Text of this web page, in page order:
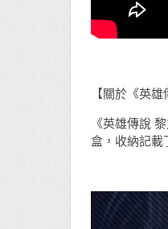
【關於《英
《英雄傳說
盒，收納記載